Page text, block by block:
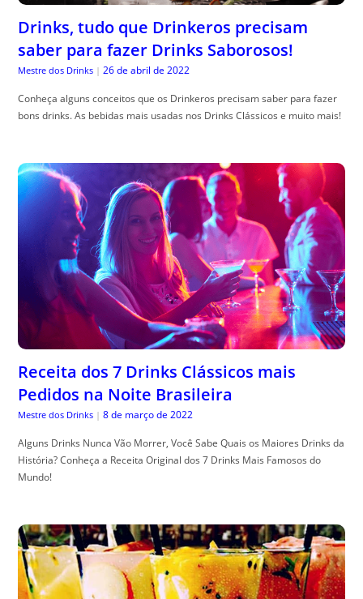
Drinks, tudo que Drinkeros precisam
saber para fazer Drinks Saborosos!
Mestre dos Drinks | 26 de abril de 2022
Conheça alguns conceitos que os Drinkeros precisam saber para fazer
bons drinks. As bebidas mais usadas nos Drinks Clássicos e muito mais!
Receita dos 7 Drinks Clássicos mais
Pedidos na Noite Brasileira
Mestre dos Drinks | 8 de março de 2022
Alguns Drinks Nunca Vão Morrer, Você Sabe Quais os Maiores Drinks da
História? Conheça a Receita Original dos 7 Drinks Mais Famosos do
Mundo!